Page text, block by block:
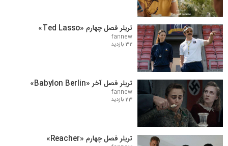
تریلر فصل چهارم «Ted Lasso»
fannew
32 بازدید
تریلر فصل آخر «Babylon Berlin»
fannew
23 بازدید
تریلر فصل چهارم «Reacher»